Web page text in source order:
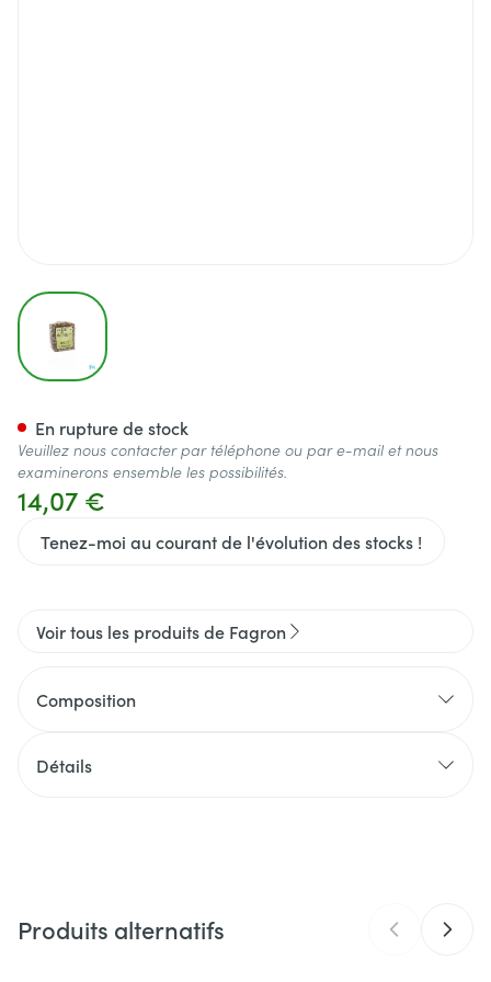
View larger image
14,07 €
Tenez-moi au courant de l'évolution des stocks !
En rupture de stock
Veuillez nous contacter par téléphone ou par e-mail et nous
examinerons ensemble les possibilités.
Voir tous les produits de Fagron
Composition
Détails
Marques Fagron
Produits alternatifs